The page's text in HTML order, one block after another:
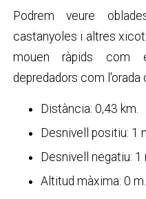
Podrem veure
castanyoles i altres
mouen ràpids com
depredadors com l'orada
Distància: 0,43 km.
Desnivell positiu: 1
Desnivell negatiu: 1
Altitud màxima: 0 m.